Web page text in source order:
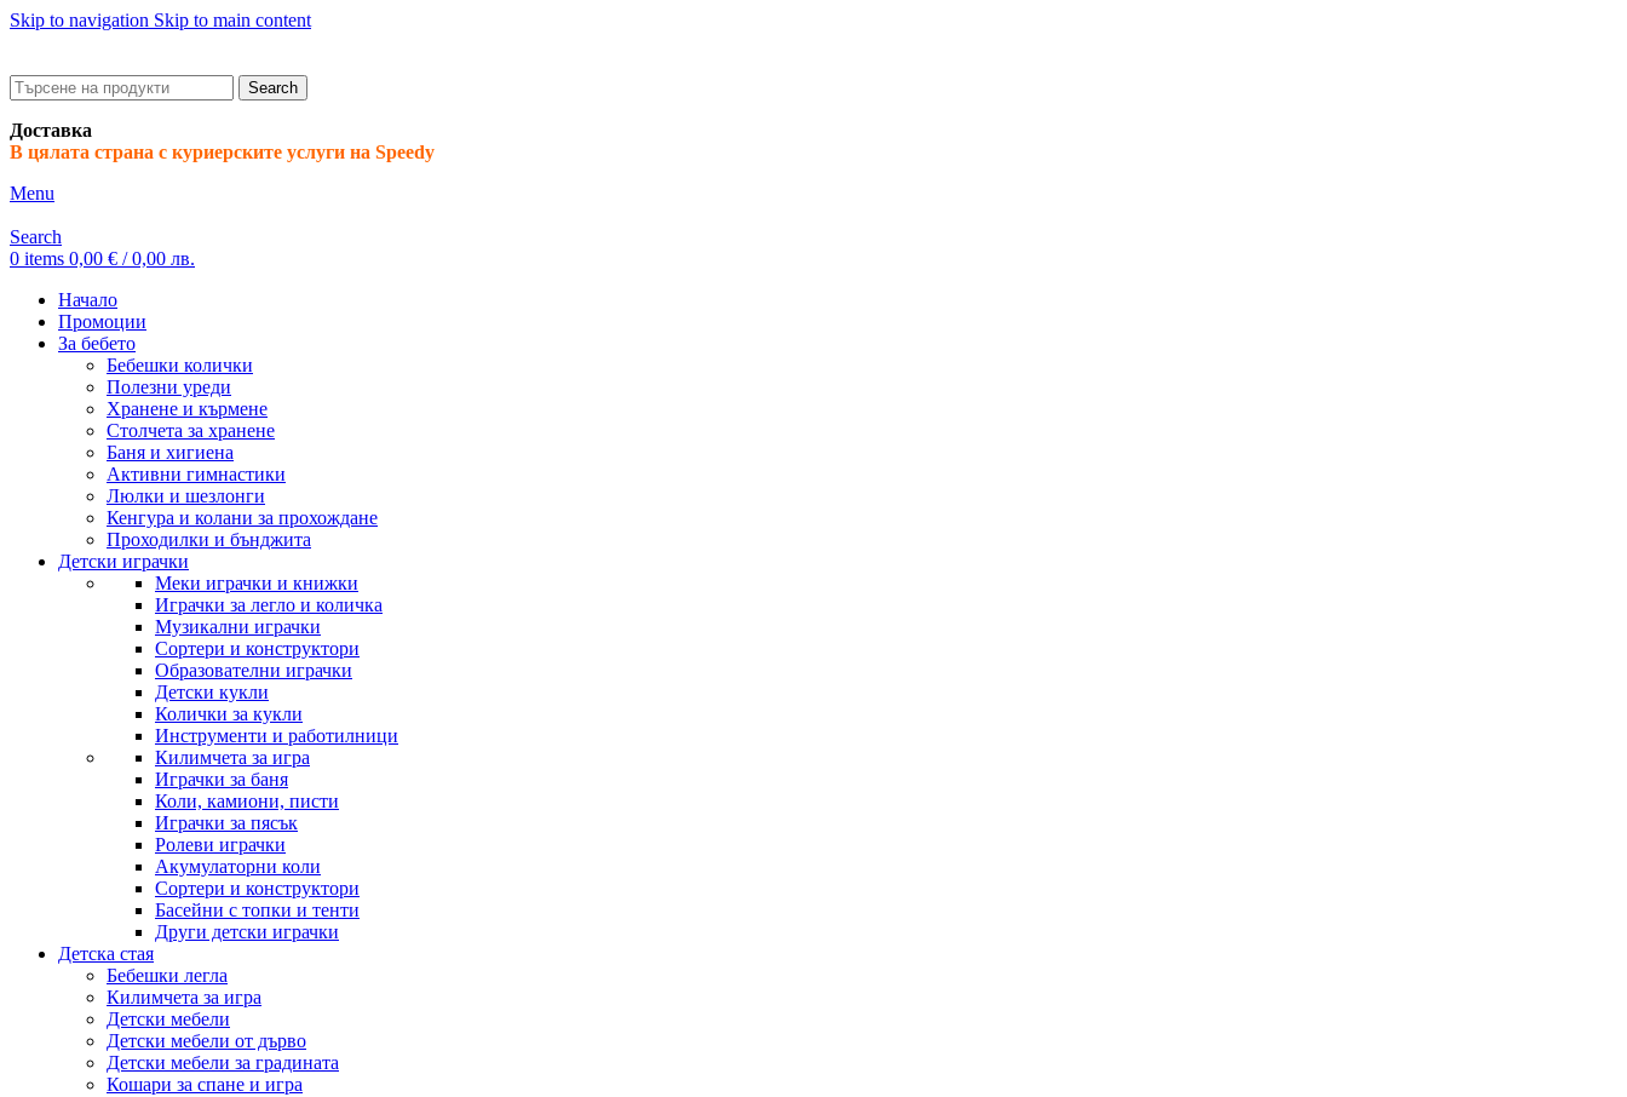
Skip to navigation Skip to main content
Search
Доставка
В цялата страна с куриерските услуги на Speedy
Menu
Search
0 items 0,00 € / 0,00 лв.
Начало
Промоции
За бебето
Бебешки колички
Полезни уреди
Хранене и кърмене
Столчета за хранене
Баня и хигиена
Активни гимнастики
Люлки и шезлонги
Кенгура и колани за прохождане
Проходилки и бънджита
Детски играчки
Меки играчки и книжки
Играчки за легло и количка
Музикални играчки
Сортери и конструктори
Образователни играчки
Детски кукли
Колички за кукли
Инструменти и работилници
Килимчета за игра
Играчки за баня
Коли, камиони, писти
Играчки за пясък
Ролеви играчки
Акумулаторни коли
Сортери и конструктори
Басейни с топки и тенти
Други детски играчки
Детска стая
Бебешки легла
Килимчета за игра
Детски мебели
Детски мебели от дърво
Детски мебели за градината
Кошари за спане и игра